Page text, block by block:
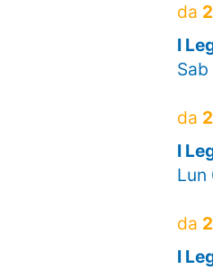
da
I
da
I
Lun
da
I